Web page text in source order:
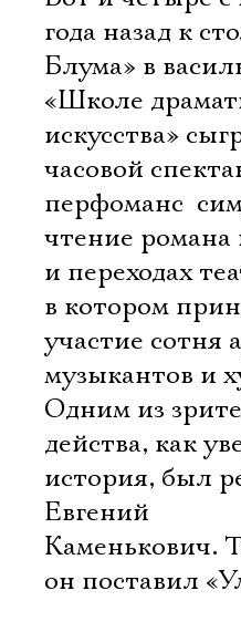
года назад к
Блума» в
«Школе
искусства»
часовой
перфоманс 
чтение романа
и переходах
в котором
участие сотня
музыкантов и
Одним из
действа, как
история, был
Евгений
Каменькович.
он поставил